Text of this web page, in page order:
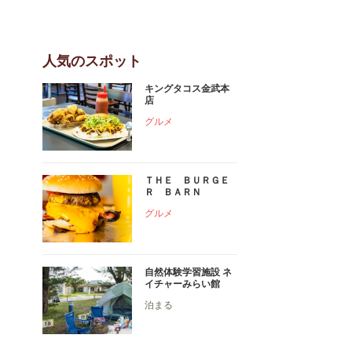
人気のスポット
キングタコス金武本
店
グルメ
ＴＨＥ ＢＵＲＧＥ
Ｒ ＢＡＲＮ
グルメ
自然体験学習施設 ネ
イチャーみらい館
泊まる